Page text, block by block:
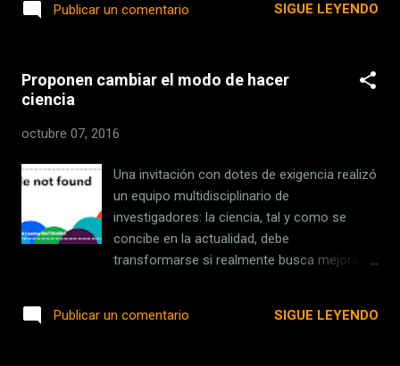
biología molecular, a efectuarse del 7 al 11
Publicar un comentario SIGUE LEYENDO
Proponen cambiar el modo de hacer
ciencia
octubre 07, 2016
Una invitación con dotes de exigencia realizó
un equipo multidisciplinario de
investigadores: la ciencia, tal y como se
concibe en la actualidad, debe
transformarse si realmente busca mejorar la
planteamiento fue estampado para la
Publicar un comentario SIGUE LEYENDO